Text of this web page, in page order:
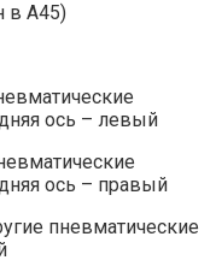
в A45)
ось – левый
ось – правый
пневматические